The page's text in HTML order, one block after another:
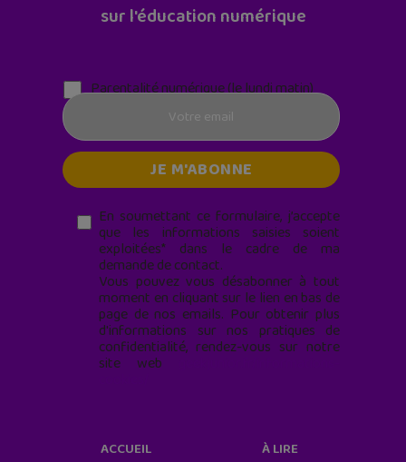
sur l'éducation numérique
Parentalité numérique (le lundi matin)
En soumettant ce formulaire, j’accepte
que les informations saisies soient
exploitées* dans le cadre de ma
demande de contact.
Vous pouvez vous désabonner à tout
moment en cliquant sur le lien en bas de
page de nos emails. Pour obtenir plus
d'informations sur nos pratiques de
confidentialité, rendez-vous sur notre
site web
ACCUEIL
À LIRE